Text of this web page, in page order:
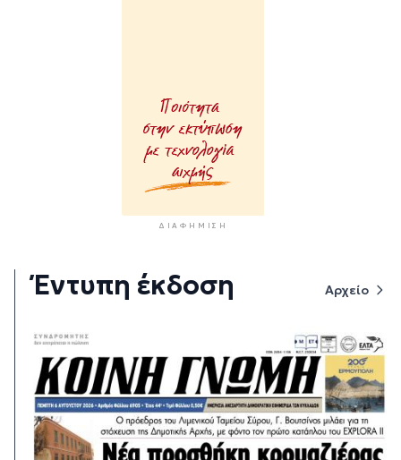
ΔΙΑΦΉΜΙΣΗ
Έντυπη έκδοση Αρχείο